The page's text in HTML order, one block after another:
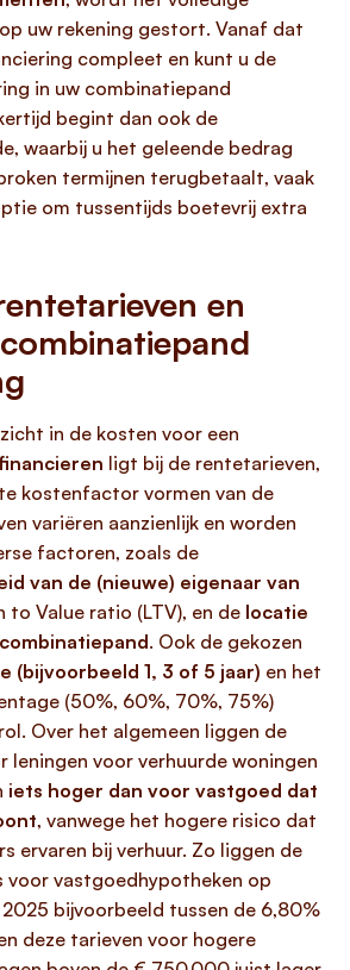
uw rekening gestort. Vanaf dat
compleet en kunt u de
in uw combinatiepand
begint dan ook de
waarbij u het geleende bedrag
termijnen terugbetaalt, vaak
om tussentijds boetevrij extra
en
in de kosten voor een
ligt bij de rentetarieven,
kostenfactor vormen van de
variëren aanzienlijk en worden
factoren, zoals de
van de (nieuwe) eigenaar van
to Value ratio (LTV), en de locatie
. Ook de gekozen
(bijvoorbeeld 1, 3 of 5 jaar) en het
(50%, 60%, 70%, 75%)
Over het algemeen liggen de
leningen voor verhuurde woningen
iets hoger dan voor vastgoed dat
, vanwege het hogere risico dat
ervaren bij verhuur. Zo liggen de
voor vastgoedhypotheken op
bijvoorbeeld tussen de 6,80%
deze tarieven voor hogere